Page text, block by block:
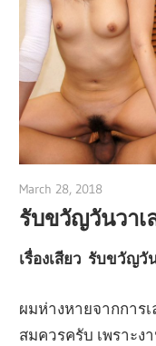
March 28, 2018
รับขวัญวันวาเ
เรื่องเสียว รับขวัญวั
ผมห่างหายจากการ
สมควรครับ เพราะง